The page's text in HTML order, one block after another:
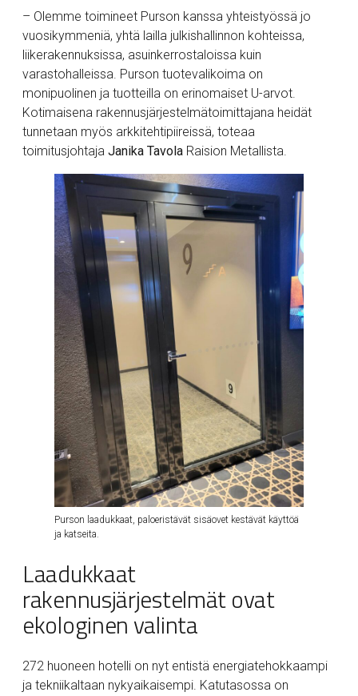
– Olemme toimineet Purson kanssa yhteistyössä jo
vuosikymmeniä, yhtä lailla julkishallinnon kohteissa,
liikerakennuksissa, asuinkerrostaloissa kuin
varastohalleissa. Purson tuotevalikoima on
monipuolinen ja tuotteilla on erinomaiset U-arvot.
Kotimaisena rakennusjärjestelmätoimittajana heidät
tunnetaan myös arkkitehtipiireissä, toteaa
toimitusjohtaja Janika Tavola Raision Metallista.
Purson laadukkaat, paloeristävät sisäovet kestävät käyttöä
ja katseita.
Laadukkaat
rakennusjärjestelmät ovat
ekologinen valinta
272 huoneen hotelli on nyt entistä energiatehokkaampi
ja tekniikaltaan nykyaikaisempi. Katutasossa on